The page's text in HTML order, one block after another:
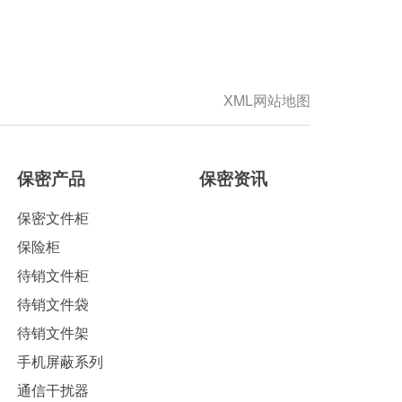
XML网站地图
保密产品
保密文件柜
保险柜
待销文件柜
待销文件袋
待销文件架
手机屏蔽系列
通信干扰器
保密资讯